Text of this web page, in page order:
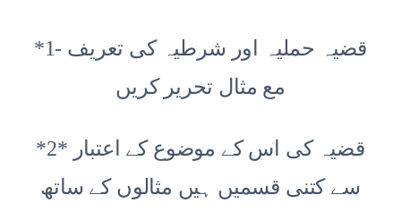
*1- قضیہ حملیہ اور شرطیہ کی تعریف
مع مثال تحریر کریں
*2* قضیہ کی اس کے موضوع کے اعتبار
سے کتنی قسمیں ہیں مثالوں کے ساتھ